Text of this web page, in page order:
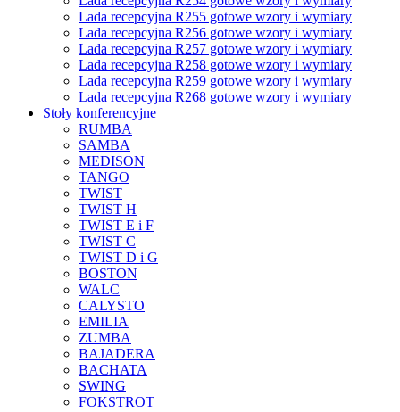
Lada recepcyjna R255 gotowe wzory i wymiary
Lada recepcyjna R256 gotowe wzory i wymiary
Lada recepcyjna R257 gotowe wzory i wymiary
Lada recepcyjna R258 gotowe wzory i wymiary
Lada recepcyjna R259 gotowe wzory i wymiary
Lada recepcyjna R268 gotowe wzory i wymiary
Stoły konferencyjne
RUMBA
SAMBA
MEDISON
TANGO
TWIST
TWIST H
TWIST E i F
TWIST C
TWIST D i G
BOSTON
WALC
CALYSTO
EMILIA
ZUMBA
BAJADERA
BACHATA
SWING
FOKSTROT